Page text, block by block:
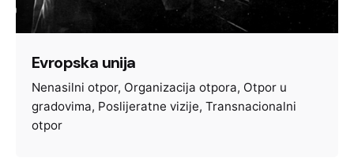
Evropska unija
Nenasilni otpor Organizacija otpora Otpor u
gradovima Poslijeratne vizije Transnacionalni
otpor